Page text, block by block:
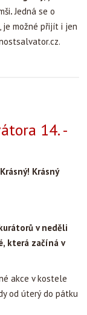
.Jedná se o
je možné přijít i jen
14. -
Krásný
v neděli
která začíná v
akce v kostele
od úterý do pátku